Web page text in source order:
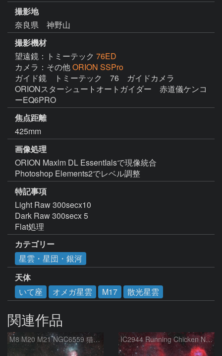
撮影地
奈良県 神野山
撮影機材
望遠鏡：トミーテック 76ED
カメラ：その他ORION SSPro
ガイド鏡　トミーテック　76　ガイドカメラ
ORIONスターシュートオートガイダー　赤道儀ケンコ
ーEQ6PRO
焦点距離
425mm
画像処理
ORION Maxlm DL EssentIalsで現像統合
Photoshop Elements2でレベル調整
特記事項
Light Raw 300secx10
Dark Raw 300secx 5
Flat処理
カテゴリー
星雲・星団・銀河
天体
いて座
オメガ星雲 M17 散光星雲
関連作品
M8 M20 M21 NGC6559 猫の手星雲 いて座 IC2944 Running Chicken Nebula